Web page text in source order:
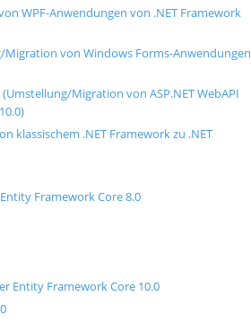
WPF-Anwendungen von .NET Framework
Migration von Windows Forms-Anwendungen
(Umstellung/Migration von ASP.NET WebAPI
klassischem .NET Framework zu .NET
Framework Core 8.0
Entity Framework Core 10.0